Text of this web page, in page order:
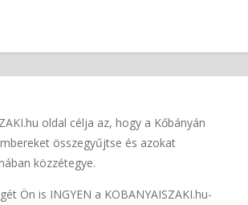
oldal célja az, hogy a Kőbányán
összegyűjtse és azokat
közzétegye.
Ön is INGYEN a KOBANYAISZAKI.hu-